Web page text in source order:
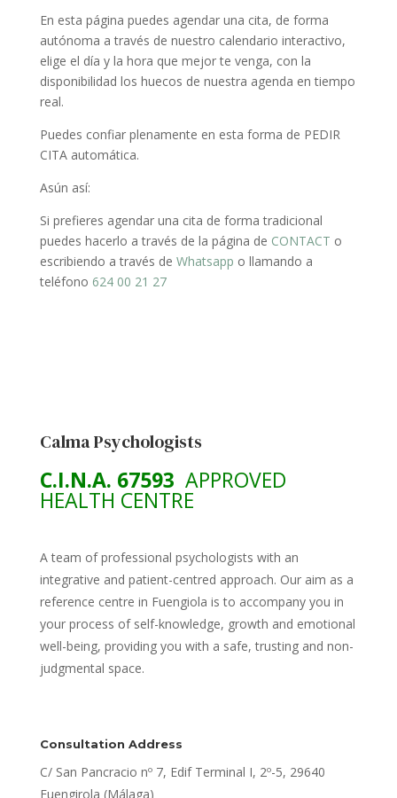
En esta página puedes agendar una cita, de forma
autónoma a través de nuestro calendario interactivo,
elige el día y la hora que mejor te venga, con la
disponibilidad los huecos de nuestra agenda en tiempo
real.
Puedes confiar plenamente en esta forma de PEDIR
CITA automática.
Asún así:
Si prefieres agendar una cita de forma tradicional
puedes hacerlo a través de la página de CONTACT o
escribiendo a través de Whatsapp o llamando a
teléfono 624 00 21 27
Calma Psychologists
C.I.N.A. 67593 APPROVED
HEALTH CENTRE
A team of professional psychologists with an
integrative and patient-centred approach. Our aim as a
reference centre in Fuengiola is to accompany you in
your process of self-knowledge, growth and emotional
well-being, providing you with a safe, trusting and non-
judgmental space.
Consultation Address
C/ San Pancracio nº 7, Edif Terminal I, 2º-5, 29640
Fuengirola (Málaga)